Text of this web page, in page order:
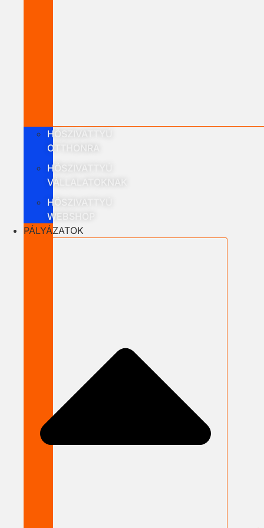
HŐSZIVATTYÚ
OTTHONRA
HŐSZIVATTYÚ
VÁLLALATOKNAK
HŐSZIVATTYÚ
WEBSHOP
PÁLYÁZATOK